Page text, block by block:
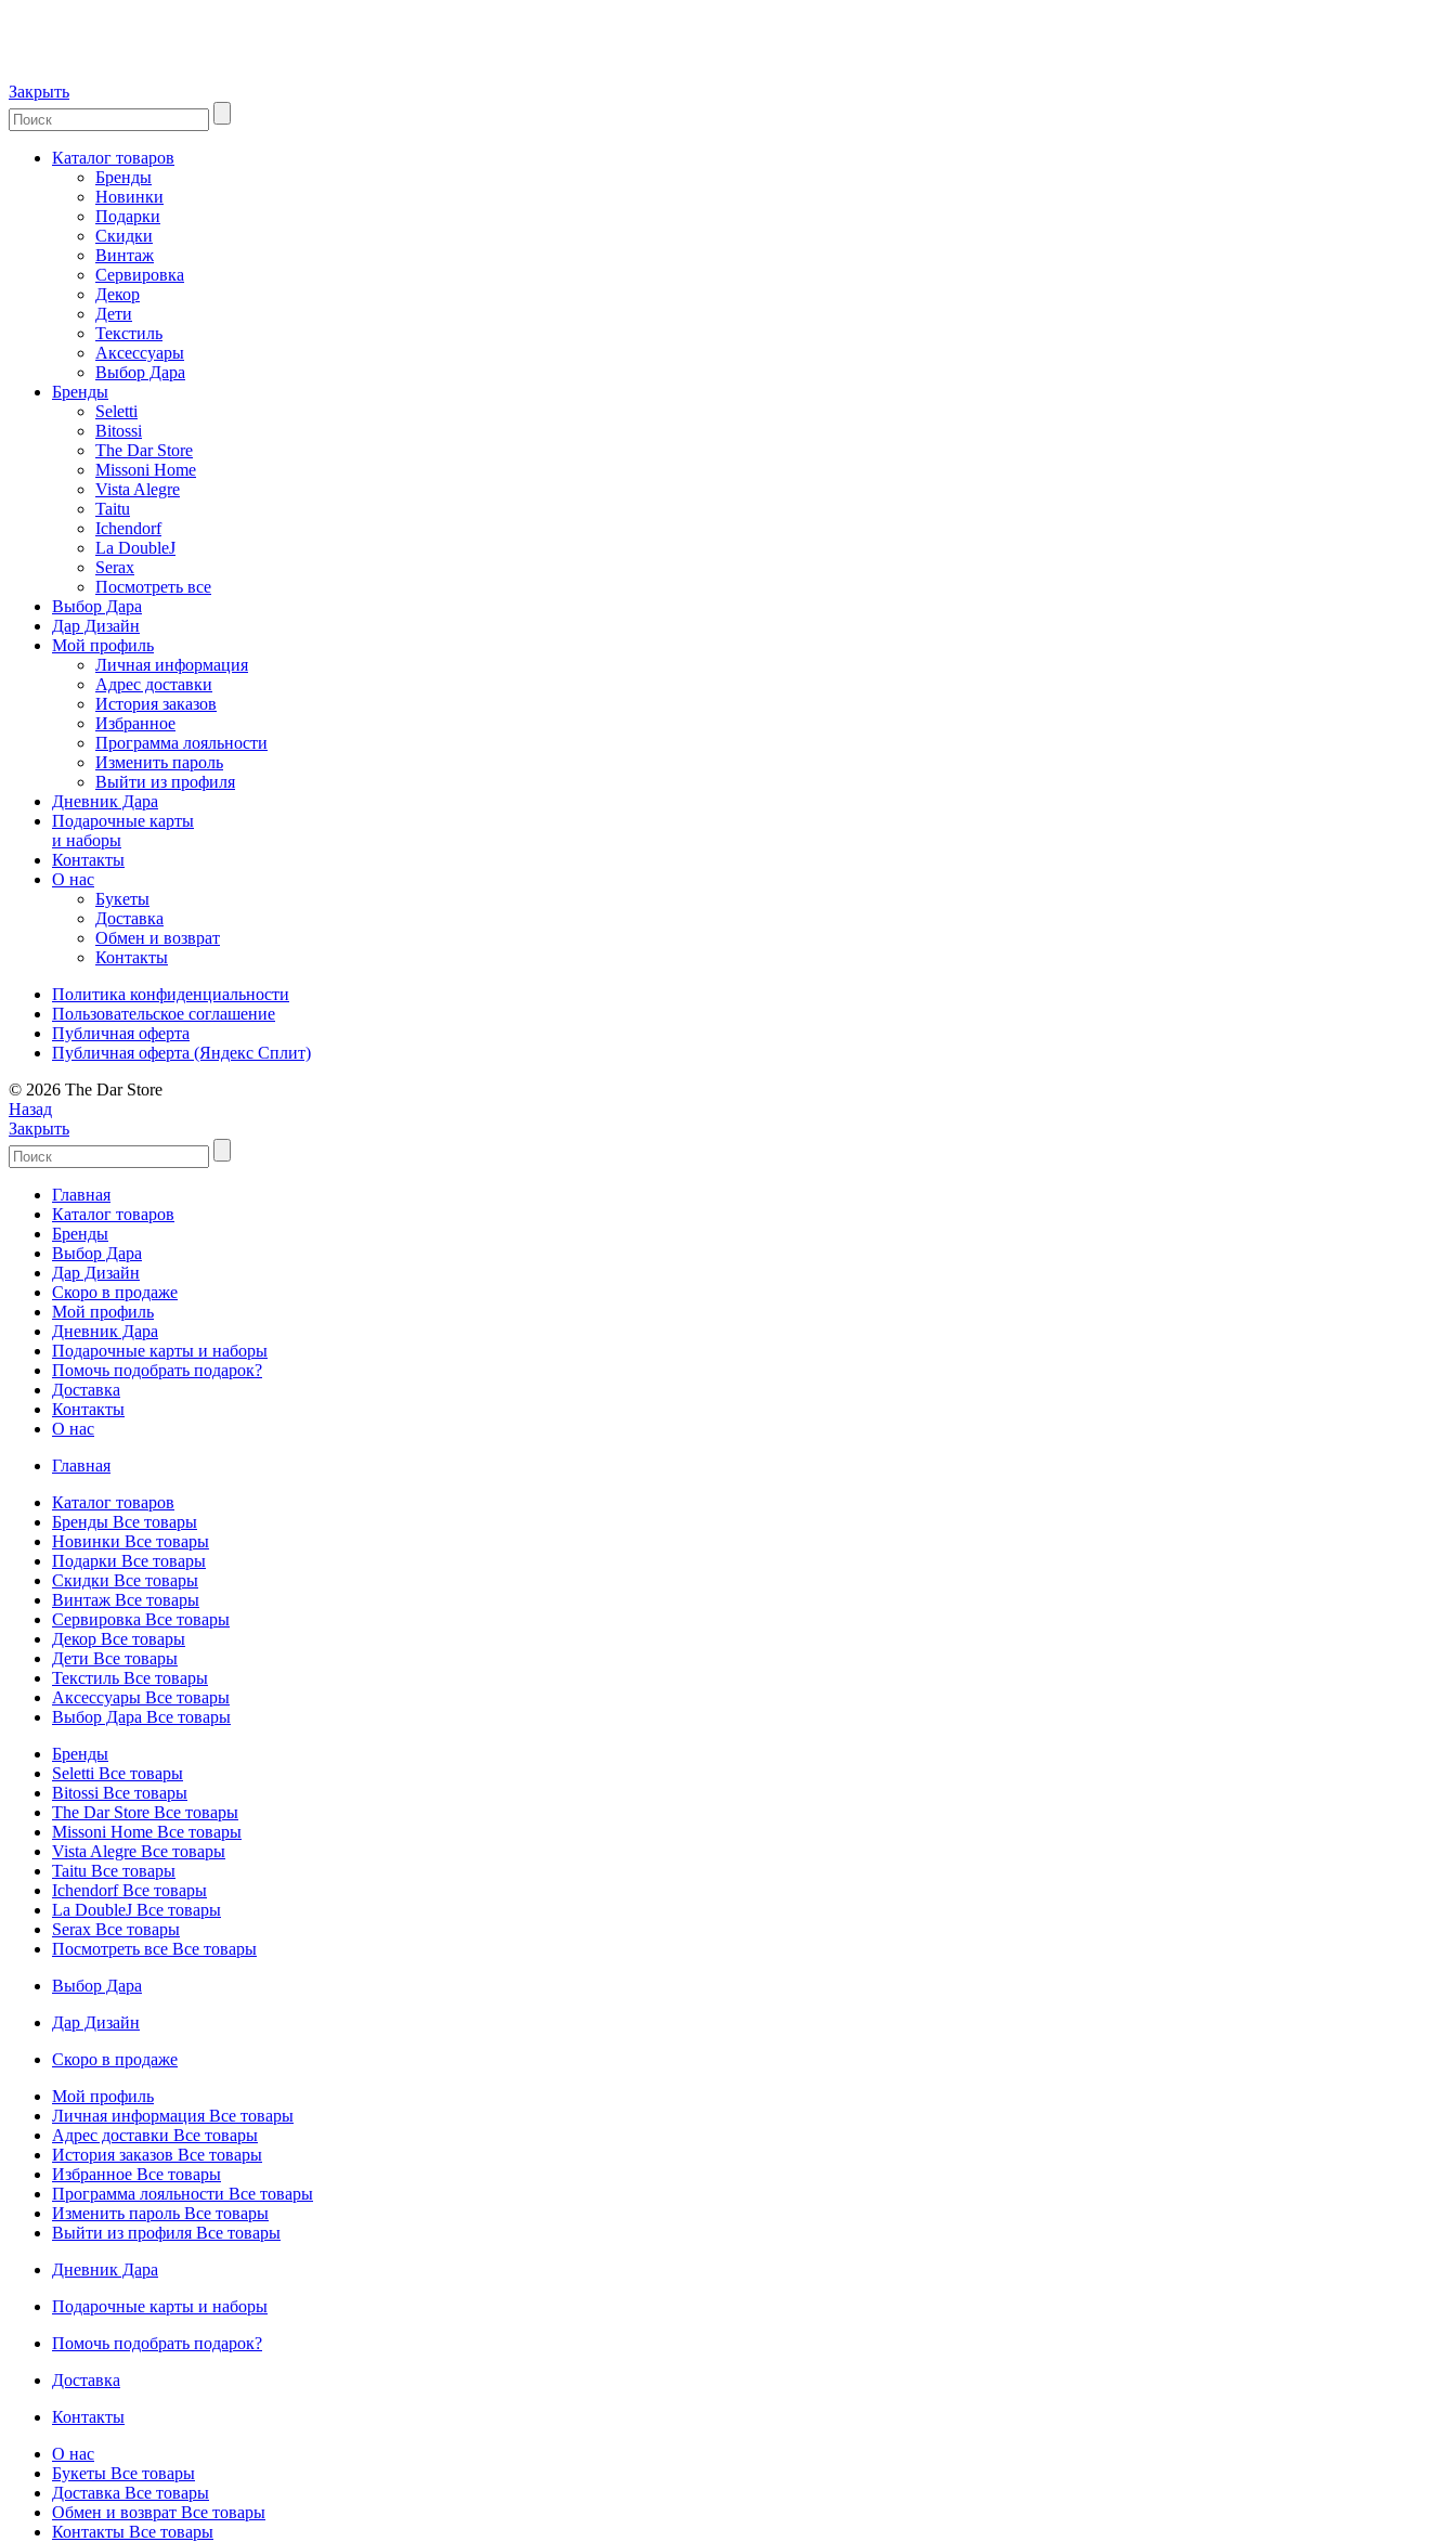
Закрыть
Каталог товаров
Бренды
Новинки
Подарки
Скидки
Винтаж
Сервировка
Декор
Дети
Текстиль
Аксессуары
Выбор Дара
Бренды
Seletti
Bitossi
The Dar Store
Missoni Home
Vista Alegre
Taitu
Ichendorf
La DoubleJ
Serax
Посмотреть все
Выбор Дара
Дар Дизайн
Мой профиль
Личная информация
Адрес доставки
История заказов
Избранное
Программа лояльности
Изменить пароль
Выйти из профиля
Дневник Дара
Подарочные карты
и наборы
Контакты
О нас
Букеты
Доставка
Обмен и возврат
Контакты
Политика конфиденциальности
Пользовательское соглашение
Публичная оферта
Публичная оферта (Яндекс Сплит)
© 2026 The Dar Store
Назад
Закрыть
Главная
Каталог товаров
Бренды
Выбор Дара
Дар Дизайн
Скоро в продаже
Мой профиль
Дневник Дара
Подарочные карты и наборы
Помочь подобрать подарок?
Доставка
Контакты
О нас
Главная
Каталог товаров
Бренды Все товары
Новинки Все товары
Подарки Все товары
Скидки Все товары
Винтаж Все товары
Сервировка Все товары
Декор Все товары
Дети Все товары
Текстиль Все товары
Аксессуары Все товары
Выбор Дара Все товары
Бренды
Seletti Все товары
Bitossi Все товары
The Dar Store Все товары
Missoni Home Все товары
Vista Alegre Все товары
Taitu Все товары
IchendorfВсе товары
La DoubleJ Все товары
Serax Все товары
Посмотреть все Все товары
Выбор Дара
Дар Дизайн
Скоро в продаже
Мой профиль
Личная информация Все товары
Адрес доставки Все товары
История заказов Все товары
Избранное Все товары
Программа лояльности Все товары
Изменить пароль Все товары
Выйти из профиля Все товары
Дневник Дара
Подарочные карты и наборы
Помочь подобрать подарок?
Доставка
Контакты
О нас
Букеты Все товары
Доставка Все товары
Обмен и возврат Все товары
Контакты Все товары